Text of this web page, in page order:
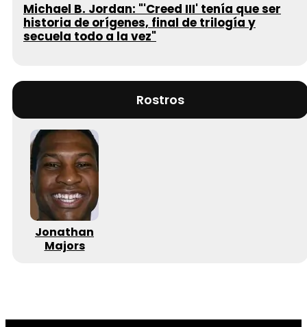
Michael B. Jordan: "'Creed III' tenía que ser
historia de orígenes, final de trilogía y
secuela todo a la vez"
Rostros
Jonathan
Majors